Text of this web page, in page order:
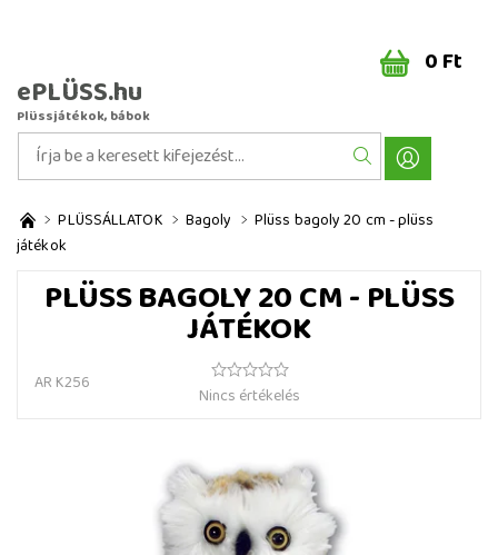
ePLÜSS.hu
Plüssjátékok, bábok
0 Ft
PLÜSSÁLLATOK Bagoly
Plüss bagoly 20 cm - plüss
játékok
PLÜSS BAGOLY 20 CM - PLÜSS
JÁTÉKOK
AR K256
Nincs értékelés